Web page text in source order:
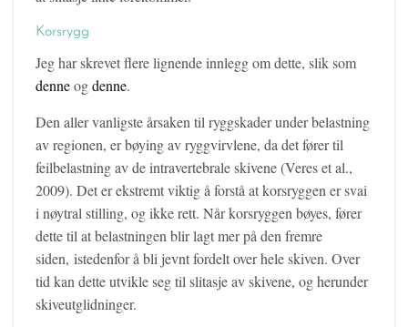
Korsrygg
Jeg har skrevet flere lignende innlegg om dette, slik som
denneogdenne.
Den aller vanligste årsaken til ryggskader under belastning
av regionen, er bøying av ryggvirvlene, da det fører til
feilbelastning av de intravertebrale skivene (Veres et al.,
2009). Det er ekstremt viktig å forstå at korsryggen er svai
i nøytral stilling, og ikke rett. Når korsryggen bøyes, fører
dette til at belastningen blir lagt mer på den fremre
siden, istedenfor å bli jevnt fordelt over hele skiven. Over
tid kan dette utvikle seg til slitasje av skivene, og herunder
skiveutglidninger.